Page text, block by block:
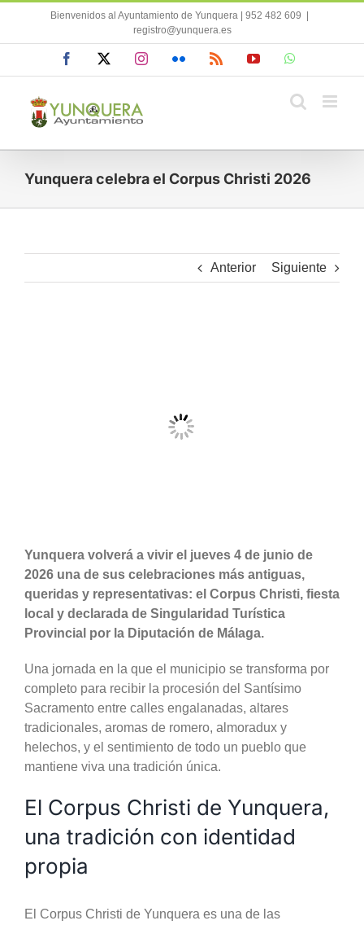
contenido
Bienvenidos al Ayuntamiento de Yunquera | 952 482 609
registro@yunquera.es
Facebook InstagramFlickr Rss YouTube
Yunquera celebra el Corpus Christi 2026
Anterior Siguiente
Yunquera volverá a vivir el jueves 4 de junio de
2026 una de sus celebraciones más antiguas,
queridas y representativas: el Corpus Christi, fiesta
local y declarada de Singularidad Turística
Provincial por la Diputación de Málaga.
Una jornada en la que el municipio se transforma por
completo para recibir la procesión del Santísimo
Sacramento entre calles engalanadas, altares
tradicionales, aromas de romero, almoradux y
helechos, y el sentimiento de todo un pueblo que
mantiene viva una tradición única.
El Corpus Christi de Yunquera,
una tradición con identidad
propia
El Corpus Christi de Yunquera es una de las